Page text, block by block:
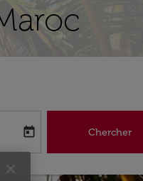
date-aria-label
today Chercher